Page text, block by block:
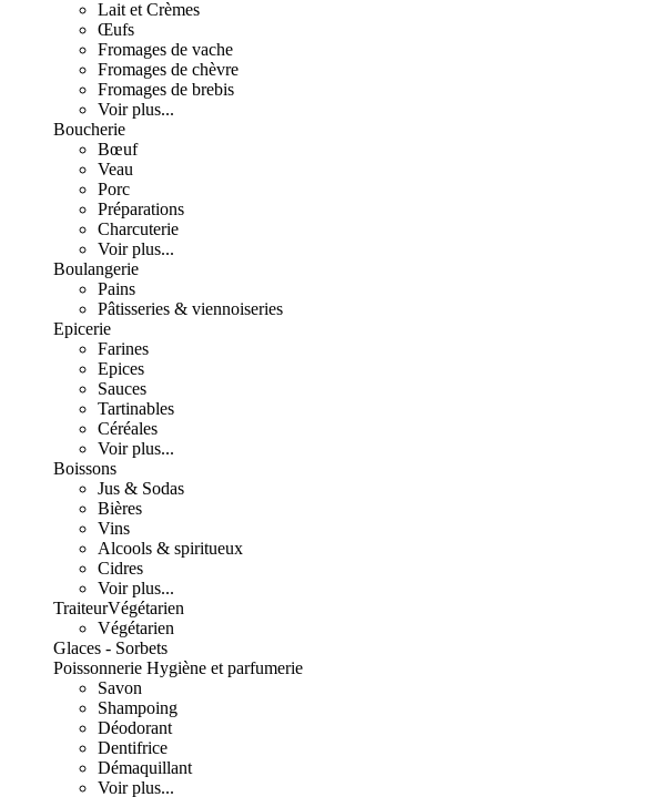
Lait et Crèmes
Œufs
Fromages de vache
Fromages de chèvre
Fromages de brebis
Voir plus...
Boucherie
Bœuf
Veau
Porc
Préparations
Charcuterie
Voir plus...
Boulangerie
Pains
Pâtisseries & viennoiseries
Epicerie
Farines
Epices
Sauces
Tartinables
Céréales
Voir plus...
Boissons
Jus & Sodas
Bières
Vins
Alcools & spiritueux
Cidres
Voir plus...
TraiteurVégétarien
Végétarien
Glaces - Sorbets
Poissonnerie Hygiène et parfumerie
Savon
Shampoing
Déodorant
Dentifrice
Démaquillant
Voir plus...